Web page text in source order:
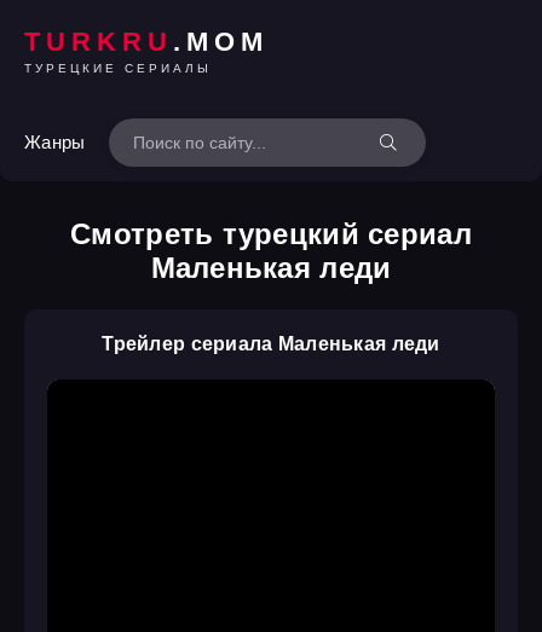
TURKRU .MOM
ТУРЕЦКИЕ СЕРИАЛЫ
Жанры
Смотреть турецкий сериал
Маленькая леди
Трейлер сериала Маленькая леди